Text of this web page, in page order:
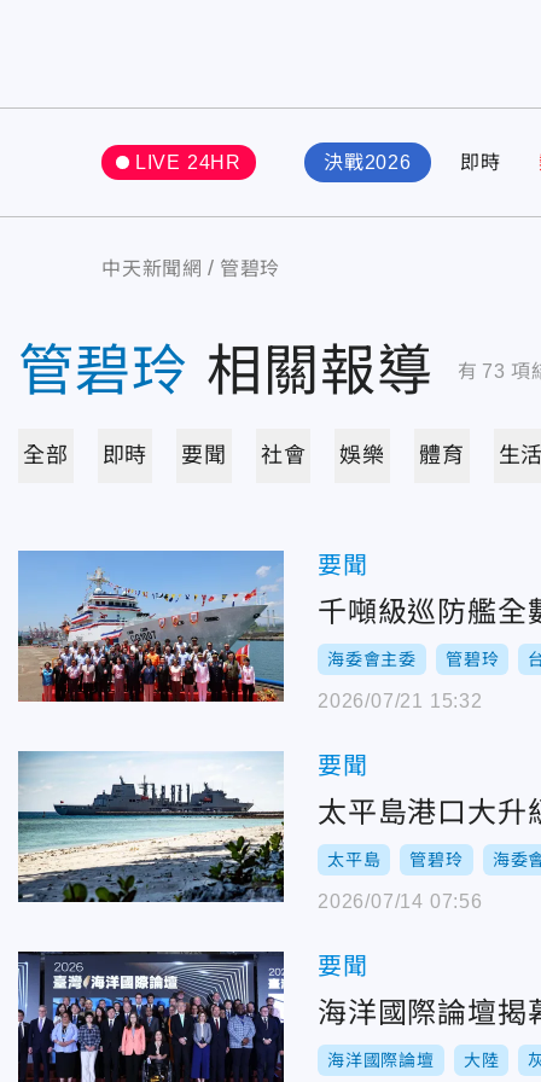
LIVE 24HR 決戰2026 即時
中天新聞網 管碧玲
管碧玲 相關報導 有 73 項
全部 即時 要聞 社會 娛樂 體育 生
要聞
千噸級巡防艦全
海委會主委 管碧玲
2026/07/21 15:32
要聞
太平島港口大
太平島 管碧玲 海委
2026/07/14 07:56
要聞
海洋國際論壇
海洋國際論壇 大陸